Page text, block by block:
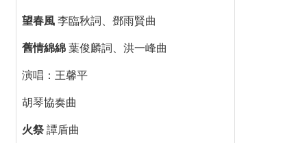
望春風 李臨秋詞、鄧雨賢曲
舊情綿綿 葉俊麟詞、洪一峰曲
演唱：王馨平
胡琴協奏曲
火祭 譚盾曲